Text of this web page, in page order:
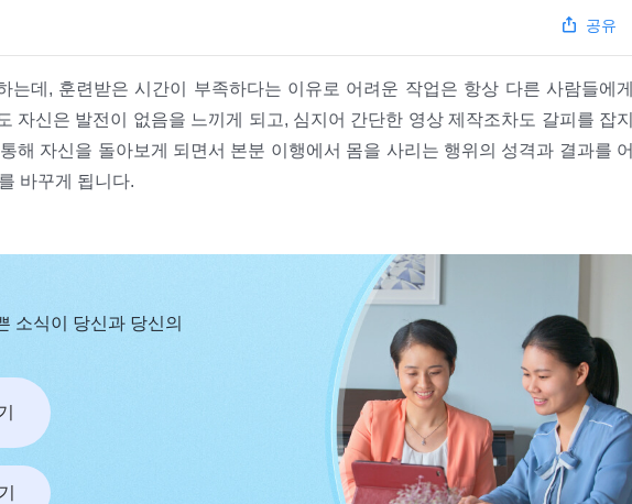
공유
는데, 훈련받은 시간이 부족하다는 이유로 어려운 작업은 항상 다른 사람들에게
자신은 발전이 없음을 느끼게 되고, 심지어 간단한 영상 제작조차도 갈피를 잡지
해 자신을 돌아보게 되면서 본분 이행에서 몸을 사리는 행위의 성격과 결과를 어
바꾸게 됩니다.
소식이 당신과 당신의